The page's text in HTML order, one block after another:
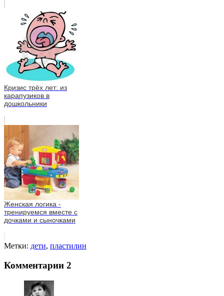
Кризис трёх лет: из
карапузиков в
дошкольники
Женская логика -
тренируемся вместе с
дочками и сыночками
Метки: дети, пластилин
Комментарии 2